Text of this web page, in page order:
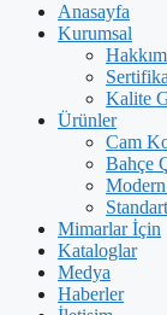
Anasayfa
Kurumsal
Kalite
Ürünler
Cam
Bahçe
Mimarlar İçin
Kataloglar
Medya
Haberler